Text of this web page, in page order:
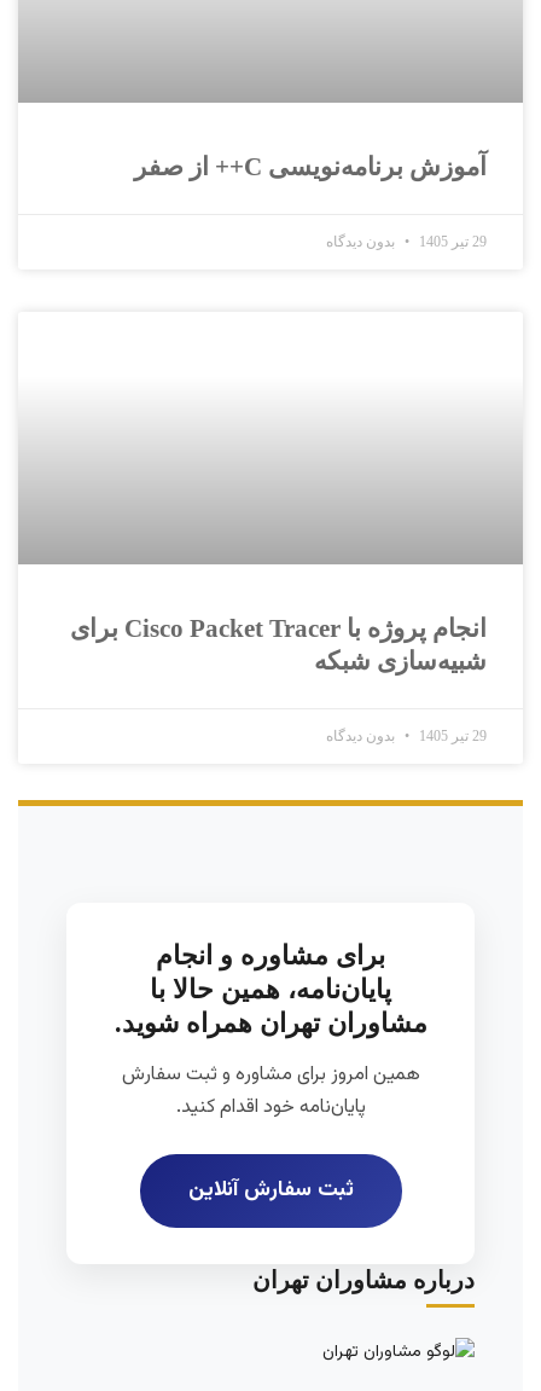
آموزش برنامه‌نویسی C++ از صفر
29 تیر 1405 بدون دیدگاه
انجام پروژه با Cisco Packet Tracer برای
شبیه‌سازی شبکه
29 تیر 1405 بدون دیدگاه
برای مشاوره و انجام
پایان‌نامه، همین حالا با
مشاوران تهران همراه شوید.
همین امروز برای مشاوره و ثبت سفارش
پایان‌نامه خود اقدام کنید.
ثبت سفارش آنلاین
درباره مشاوران تهران